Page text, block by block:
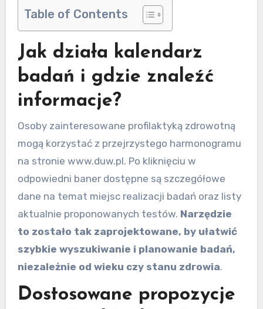
Table of Contents
Jak działa kalendarz
badań i gdzie znaleźć
informacje?
Osoby zainteresowane profilaktyką zdrowotną
mogą korzystać z przejrzystego harmonogramu
na stronie www.duw.pl. Po kliknięciu w
odpowiedni baner dostępne są szczegółowe
dane na temat miejsc realizacji badań oraz listy
aktualnie proponowanych testów. Narzędzie
to zostało tak zaprojektowane, by ułatwić
szybkie wyszukiwanie i planowanie badań,
niezależnie od wieku czy stanu zdrowia.
Dostosowane propozycje